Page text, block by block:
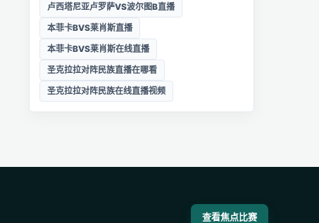
卢西塔尼亚卢罗萨VS波尔图B直播
本菲卡BVS莱肖斯直播
本菲卡BVS莱肖斯在线直播
圣克拉拉对阵民族直播在哪看
圣克拉拉对阵民族在线直播视频
查看焦点比赛